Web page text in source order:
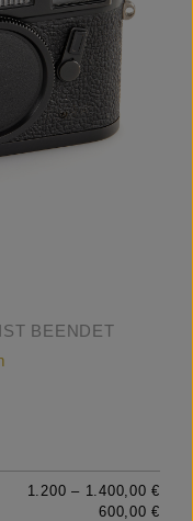
BEENDET
1.200 – 1.400,00 €
600,00 €